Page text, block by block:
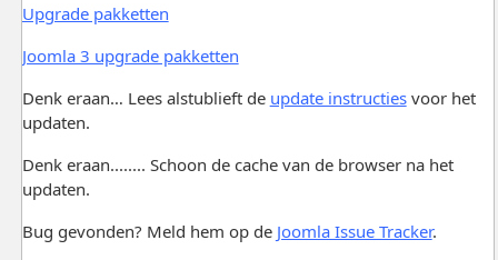
Upgrade pakketten
Joomla 3 upgrade pakketten
Denk eraan… Lees alstublieft de update instructiesvoor het
updaten.
Denk eraan........ Schoon de cache van de browser na het
updaten.
Bug gevonden? Meld hem op de Joomla Issue Tracker.